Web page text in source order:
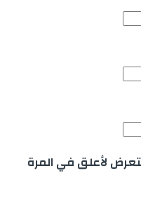
لأعلق في المرة